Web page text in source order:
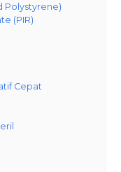
Polystyrene)
(PIR)
Cepat